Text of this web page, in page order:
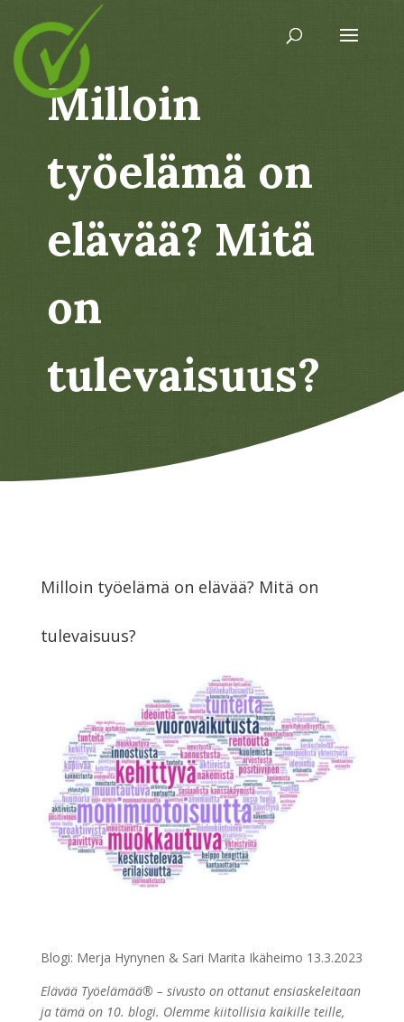
Milloin
työelämä on
elävää? Mitä
on
tulevaisuus?
Milloin työelämä on elävää? Mitä on
tulevaisuus?
Blogi: Merja Hynynen & Sari Marita Ikäheimo 13.3.2023
Elävää Työelämää® – sivusto on ottanut ensiaskeleitaan
ja tämä on 10. blogi. Olemme kiitollisia kaikille teille,